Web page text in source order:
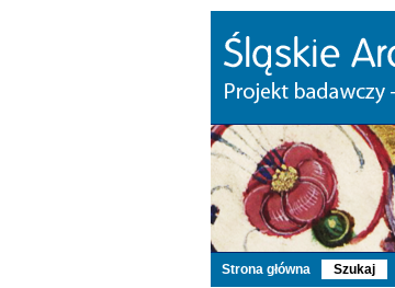
Strona główna Szukaj